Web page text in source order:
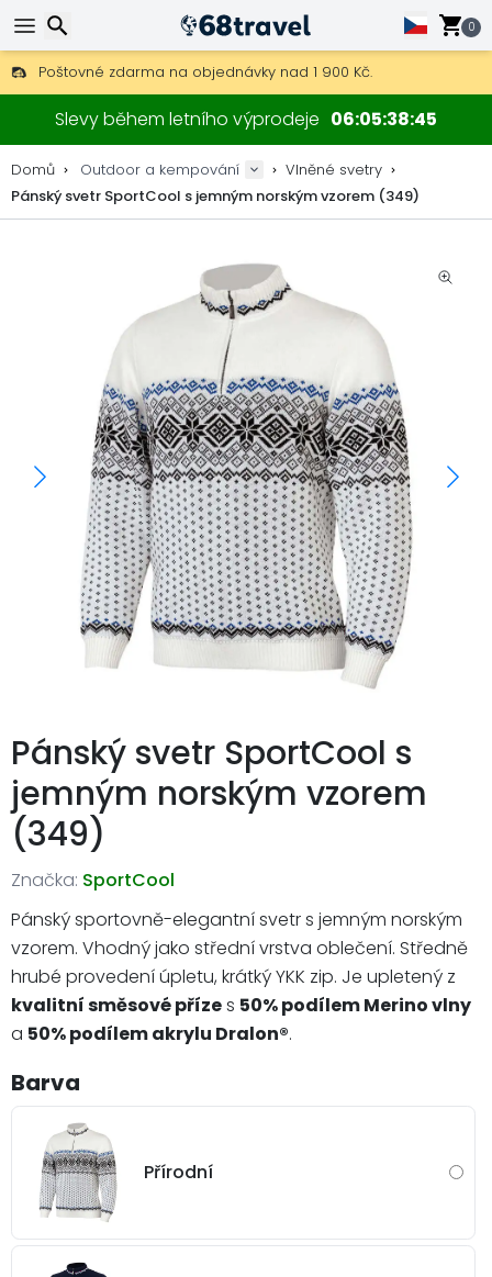
0
Poštovné zdarma na objednávky nad 1 900 Kč.
30 dní na vrácení, 90 dní na dřevěné mapy a dekorace.
Nejlepší ceny na outdoor vybavení a doplňky.
Slevy během letního výprodeje 06 05 38 45
Domů Outdoor a kempování
Vlněné svetry
Pánský svetr SportCool s jemným norským vzorem (349)
Pánský svetr SportCool s
jemným norským vzorem
(349)
Značka: SportCool
Pánský sportovně-elegantní svetr s jemným norským
vzorem. Vhodný jako střední vrstva oblečení. Středně
hrubé provedení úpletu, krátký YKK zip. Je upletený z
kvalitní směsové přízes 50% podílem Merino vlny
a 50% podílem akrylu Dralon®.
Barva
Přírodní
Hledat